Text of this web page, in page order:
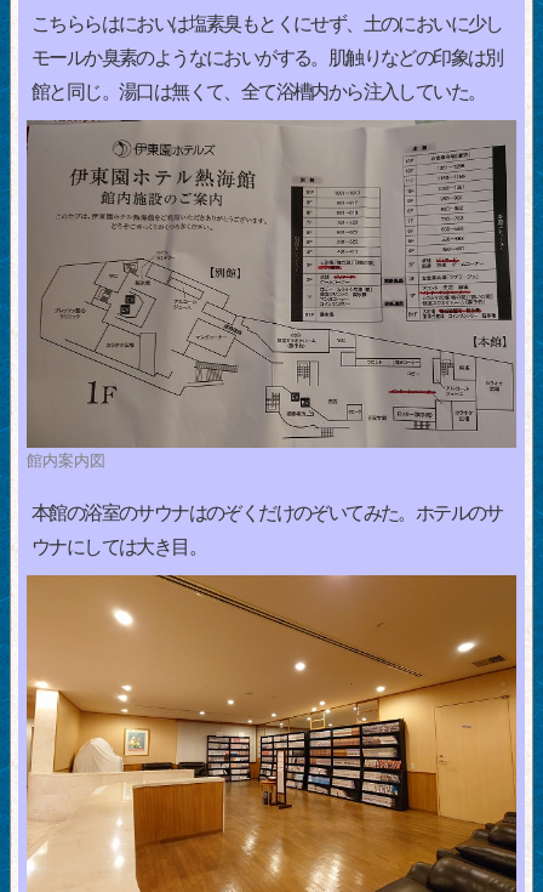
こちららはにおいは塩素臭もとくにせず、土のにおいに少し
モールか臭素のようなにおいがする。肌触りなどの印象は別
館と同じ。湯口は無くて、全て浴槽内から注入していた。
館内案内図
本館の浴室のサウナはのぞくだけのぞいてみた。ホテルのサ
ウナにしては大き目。